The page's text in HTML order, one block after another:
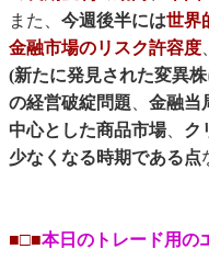
また、 今週後半には世界
金融市場のリスク許容度、
(新たに発見された変異
の経営破綻問題、 金融当
中心とした商品市場、 ク
少なくなる時期である点
■□■本日のトレード用の